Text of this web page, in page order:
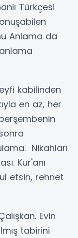
Türkçesi
Anlama da
anlama
kabilinden
en az, her
Nikahları
Kur'anı
etsin, rehnet
Evin
tabirini